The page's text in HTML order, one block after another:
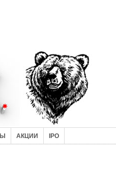
АКЦИИ IPO